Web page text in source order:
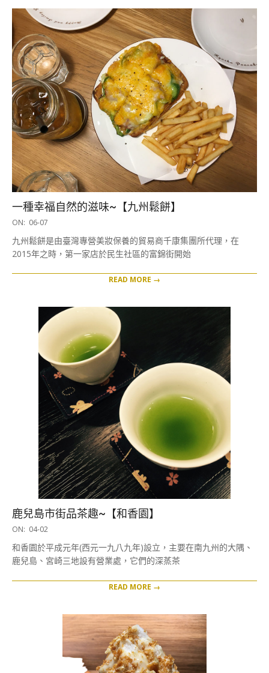
一種幸福自然的滋味~【九州鬆餅】
2017-
07
ON: 06-07
九州鬆餅是由臺灣專營美妝保養的貿易商千康集團所代理，在
2015年之時，第一家店於民生社區的富錦街開始
READ MORE →
鹿兒島市街品茶趣~【和香園】
2017-
02
ON: 04-02
和香園於平成元年(西元一九八九年)設立，主要在南九州的大隅、
鹿兒島、宮崎三地設有營業處，它們的深蒸茶
READ MORE →